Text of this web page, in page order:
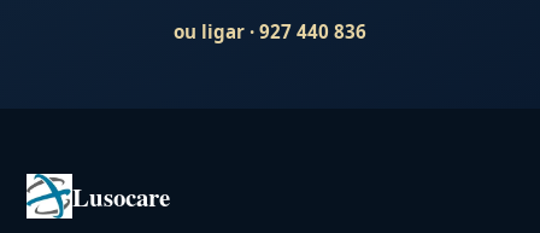
ou ligar · 927 440 836
Lusocare